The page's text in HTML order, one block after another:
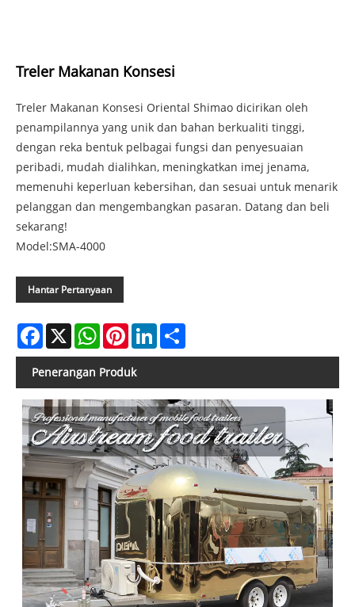
Treler Makanan Konsesi
Treler Makanan Konsesi Oriental Shimao dicirikan oleh
penampilannya yang unik dan bahan berkualiti tinggi,
dengan reka bentuk pelbagai fungsi dan penyesuaian
peribadi, mudah dialihkan, meningkatkan imej jenama,
memenuhi keperluan kebersihan, dan sesuai untuk menarik
pelanggan dan mengembangkan pasaran. Datang dan beli
sekarang!
Model:SMA-4000
Hantar Pertanyaan
Facebook
X WhatsAppPinterestLinkedIn
Penerangan Produk